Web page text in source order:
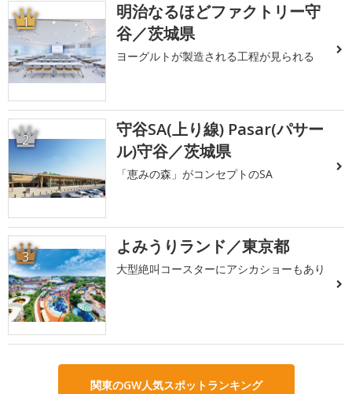
1
明治なるほどファクトリー守
谷／茨城県
ヨーグルトが製造される工程が見られる
2
守谷SA(上り線) Pasar(パサー
ル)守谷／茨城県
「恵みの森」がコンセプトのSA
3 よみうりランド／東京都
大型絶叫コースターにアシカショーもあり
関東のGW人気スポットランキング